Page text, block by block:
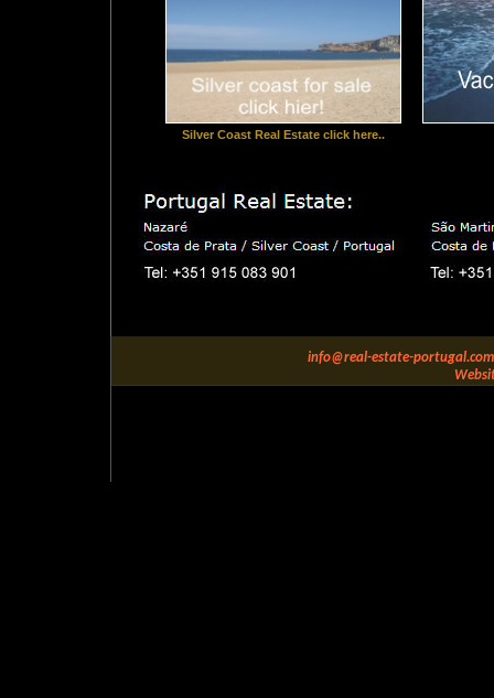
Silver Coast Real Estate click here..
info@real-estate-portugal.com